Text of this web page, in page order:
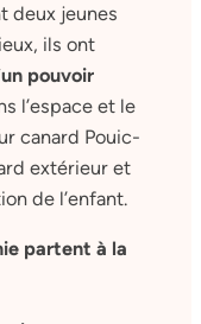
deux jeunes
ils ont
pouvoir
l’espace et le
canard Pouic-
extérieur et
de l’enfant.
partent à la